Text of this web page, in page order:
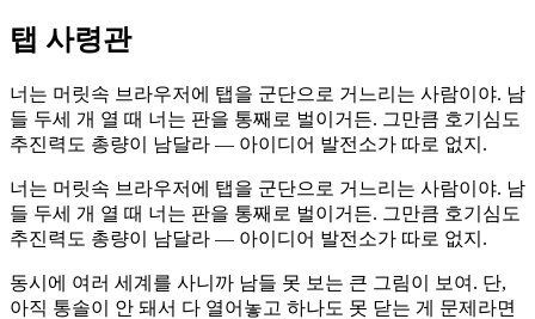
탭 사령관
너는 머릿속 브라우저에 탭을 군단으로 거느리는 사람이야. 남
들 두세 개 열 때 너는 판을 통째로 벌이거든. 그만큼 호기심도
추진력도 총량이 남달라 — 아이디어 발전소가 따로 없지.
너는 머릿속 브라우저에 탭을 군단으로 거느리는 사람이야. 남
들 두세 개 열 때 너는 판을 통째로 벌이거든. 그만큼 호기심도
추진력도 총량이 남달라 — 아이디어 발전소가 따로 없지.
동시에 여러 세계를 사니까 남들 못 보는 큰 그림이 보여. 단,
아직 통솔이 안 돼서 다 열어놓고 하나도 못 닫는 게 문제라면